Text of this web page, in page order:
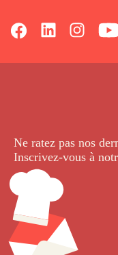
Ne ratez pas nos
Inscrivez-vous à